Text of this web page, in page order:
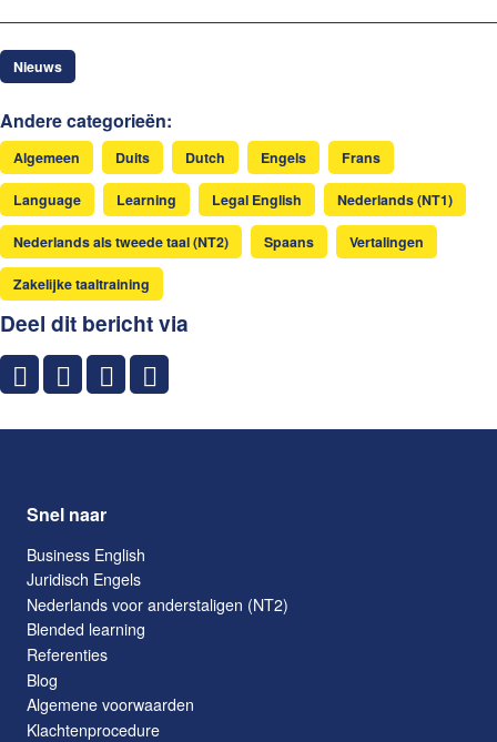
Nieuws
Andere categorieën:
Algemeen Duits Dutch Engels Frans
Language Learning Legal English Nederlands (NT1)
Nederlands als tweede taal (NT2) Spaans Vertalingen
Zakelijke taaltraining
Deel dit bericht via
Snel naar
Business English
Juridisch Engels
Nederlands voor anderstaligen (NT2)
Blended learning
Referenties
Blog
Algemene voorwaarden
Klachtenprocedure